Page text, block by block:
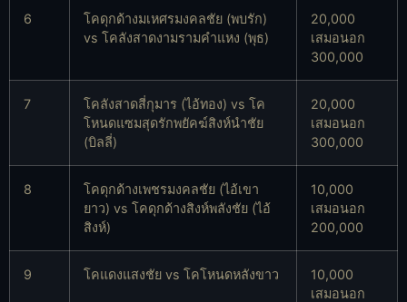
6
โคดุกด้างมเหศรมงคลชัย (พบรัก)
vs โคลังสาดงามรามคำแหง (พุธ)
20,000
เสมอนอก
300,000
7
โคลังสาดสี่กุมาร (ไอ้ทอง) vs โค
โหนดแซมสุดรักพยัคฆ์สิงห์นำชัย
(บิลลี่)
20,000
เสมอนอก
300,000
8
โคดุกด้างเพชรมงคลชัย (ไอ้เขา
ยาว) vs โคดุกด้างสิงห์พลังชัย (ไอ้
สิงห์)
10,000
เสมอนอก
200,000
9 โคแดงแสงชัย vs โคโหนดหลังขาว
10,000
เสมอนอก